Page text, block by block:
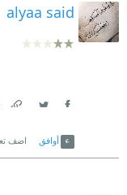
alyaa said
أوافق اضف